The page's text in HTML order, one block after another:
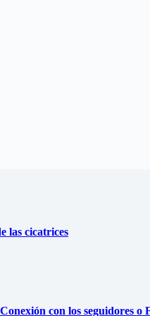
las cicatrices
con los seguidores o